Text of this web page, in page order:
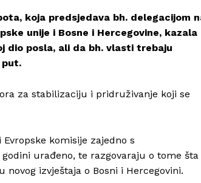
koja predsjedava bh. delegacijom
unije i Bosne i Hercegovine, kazala
dio posla, ali da bh. vlasti trebaju
put.
za stabilizaciju i pridruživanje koji se
komisije zajedno s
urađeno, te razgovaraju o tome šta
izvještaja o Bosni i Hercegovini.